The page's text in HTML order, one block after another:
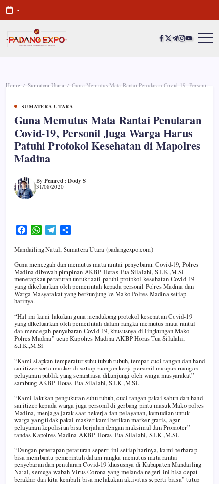
content
-
https://
https://twitter.com/
https://t.me/
https://
https://
Padang
Tegas
dan
Home / Sumatera Utara / Guna Memutus Mata Rantai Penularan Covid-19, Personil Juga Warga Harus Patuhi Protokol Kesehatan di Mapolres Madina
SUMATERA UTARA
Guna Memutus Mata Rantai Penularan
Covid-19, Personil Juga Warga Harus
Patuhi Protokol Kesehatan di Mapolres
Madina
By Pemred : Dody S
31/08/2020
c
e
b
o
o
k
W
a
t
s
A
p
l
e
g
r
a
a
r
e
Mandailing Natal, Sumatera Utara (padangexpo.com)
Guna mencegah dan memutus mata rantai penyebaran Covid-19, Polres
Madina dibawah pimpinan AKBP Horas Tua Silalahi, S.I.K.,M.Si
menerapkan peraturan untuk taati patuhi protokol kesehatan Covid-19
yang dikeluarkan oleh pemerintah kepada personil Polres Madina dan
Warga Masyarakat yang berkunjung ke Mako Polres Madina setiap
harinya.
“Hal ini kami lakukan guna mendukung protokol kesehatan Covid-19
yang dikeluarkan oleh pemerintah dalam rangka memutus mata rantai
dan mencegah penyebaran Covid-19, khususnya di lingkungan Mako
Polres Madina” ucap Kapolres Madina AKBP Horas Tua Silalahi,
S.I.K.,M.Si.
“Kami siapkan temperatur suhu tubuh tubuh, tempat cuci tangan dan hand
sanitizer serta masker di setiap ruangan kerja personil maupun ruangan
pelayanan publik yang senantiasa dikunjungi oleh warga masyarakat”
sambung AKBP Horas Tua Silalahi, S.I.K.,M.Si.
“Kami lakukan pengukuran suhu tubuh, cuci tangan pakai sabun dan hand
sanitizer kepada warga juga personil di gerbang pintu masuk Mako polres
Madina, menjaga jarak saat bekerja dan pelayanan, kemudian untuk
warga yang tidak pakai masker kami berikan marker gratis, agar
pelayanan kepolisian bisa berjalan dengan maksimal dan Promoter”
tandas Kapolres Madina AKBP Horas Tua Silalahi, S.I.K.,M.Si.
“Dengan penerapan peraturan seperti ini setiap harinya, kami berharap
bisa membantu pemerintah dalam rangka memutus mata rantai
penyebaran dan penularan Covid-19 khususnya di Kabupaten Mandailing
Natal, semoga wabah Virus Corona yang melanda negeri ini bisa cepat
berakhir dan kita kembali bisa melakukan aktivitas seperti biasa” tutup